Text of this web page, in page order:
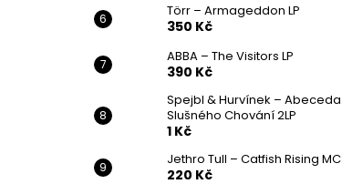
Törr – Armageddon LP
350 Kč
ABBA – The Visitors LP
390 Kč
Spejbl & Hurvínek – Abeceda
Slušného Chování 2LP
1 Kč
Jethro Tull – Catfish Rising MC
220 Kč